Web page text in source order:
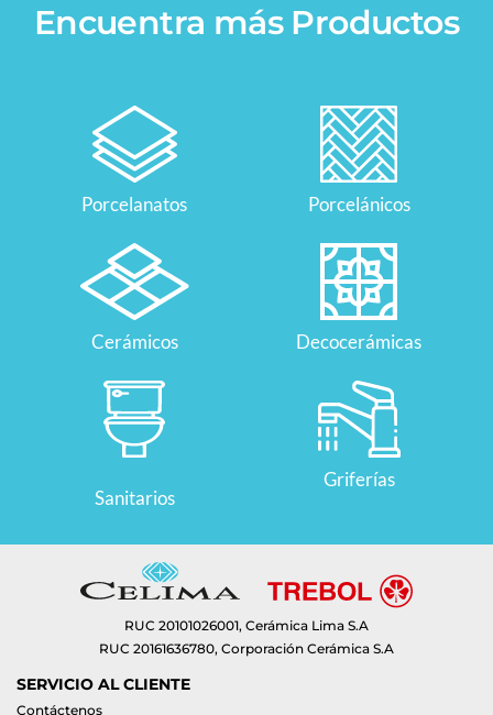
Encuentra más Productos
Porcelanatos Porcelánicos
Cerámicos Decocerámicas
Sanitarios
Griferías
RUC 20101026001, Cerámica Lima S.A
RUC 20161636780, Corporación Cerámica S.A
SERVICIO AL CLIENTE
Contáctenos